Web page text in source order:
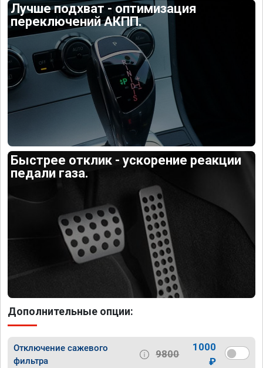
Лучше подхват - оптимизация
переключений АКПП.
Быстрее отклик - ускорение реакции
педали газа.
Дополнительные опции:
Отключение сажевого
фильтра
9800
1000
₽